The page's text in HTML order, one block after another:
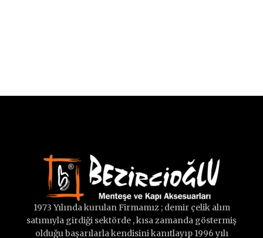
1973 Yılında kurulan Firmamız ; demir çelik alım
satımıyla girdiği sektörde , kısa zamanda göstermiş
olduğu başarılarla kendisini kanıtlayıp 1996 yılı